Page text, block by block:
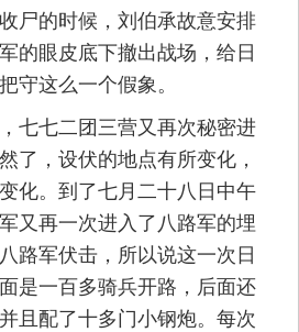
尸的时候，刘伯承故意安排
的眼皮底下撤出战场，给日
守这么一个假象。
七七二团三营又再次秘密进
了，设伏的地点有所变化，
化。到了七月二十八日中午
又再一次进入了八路军的埋
路军伏击，所以说这一次日
是一百多骑兵开路，后面还
且配了十多门小钢炮。每次